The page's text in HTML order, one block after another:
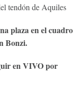
tendón de Aquiles
plaza en el cuadro
Bonzi.
en VIVO por